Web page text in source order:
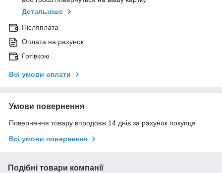
Детальніше
Післяплата
Оплата на рахунок
Готівкою
Всі умови оплати
Умови повернення
Повернення товару впродовж 14 днів за рахунок покупця
Всі умови повернення
Подібні товари компанії